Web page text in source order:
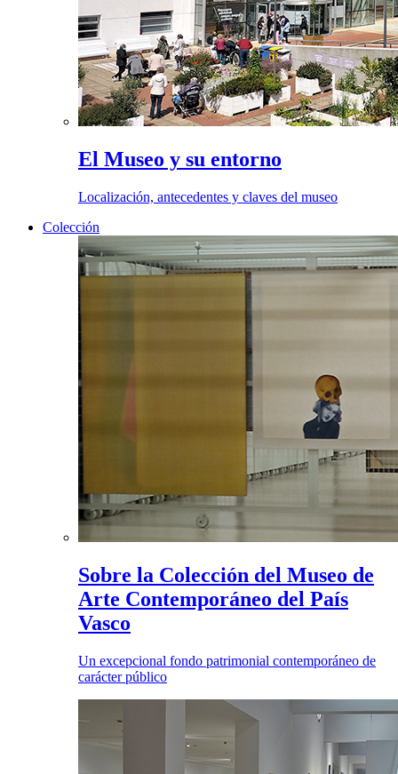
El Museo y su entorno
Localización, antecedentes y claves del museo
Colección
Sobre la Colección del Museo de
Arte Contemporáneo del País
Vasco
Un excepcional fondo patrimonial contemporáneo de
carácter público